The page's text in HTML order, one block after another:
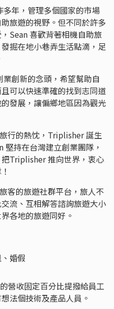
年，管理多個國家的市場
旅遊的視野。但不同於許多
Sean 喜歡背著相機自助旅
掘在地小巷弄生活點滴，足
創新的念頭，希望幫助自
可以快速準確的找到志同道
發展，讓偏鄉地區因為觀光
行的熱忱，Triplisher 誕生
堅持在台灣建立創業團隊，
Triplisher 推向世界，衷心
客的旅遊社群平台，旅人不
流、互相解答諮詢旅遊大小
各地的旅遊同好。
婚假
營收固定百分比提撥給員工
法個技術及產品人員。